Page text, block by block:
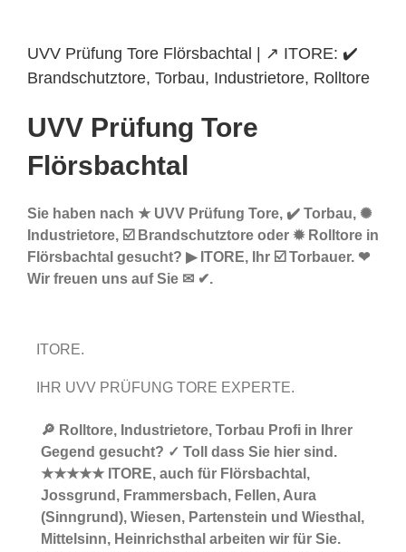
UVV Prüfung Tore Flörsbachtal | ↗️ ITORE: ✔️
Brandschutztore, Torbau, Industrietore, Rolltore
UVV Prüfung Tore
Flörsbachtal
Sie haben nach ★ UVV Prüfung Tore, ✔️ Torbau, ✺
Industrietore, ☑️ Brandschutztore oder ✹ Rolltore in
Flörsbachtal gesucht? ▶︎ ITORE, Ihr ☑️ Torbauer. ❤
Wir freuen uns auf Sie ✉ ✔.
ITORE.
IHR UVV PRÜFUNG TORE EXPERTE.
🔎 Rolltore, Industrietore, Torbau Profi in Ihrer
Gegend gesucht? ✓ Toll dass Sie hier sind.
★★★★★ ITORE, auch für Flörsbachtal,
Jossgrund, Frammersbach, Fellen, Aura
(Sinngrund), Wiesen, Partenstein und Wiesthal,
Mittelsinn, Heinrichsthal arbeiten wir für Sie.